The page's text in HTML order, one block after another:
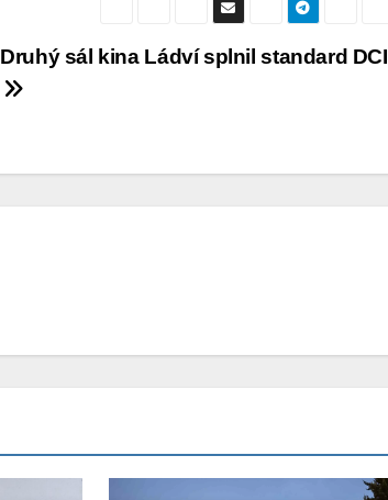
Druhý sál kina Ládví splnil standard DCI